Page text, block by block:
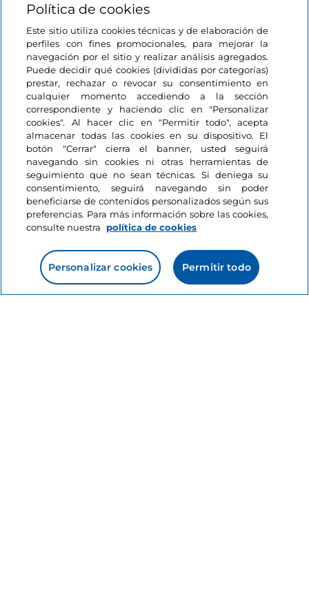
Sciacca
Sicilia, Sciacca
Le puede interesar
Deporte
Los campos de golf
más escenográficos
Política de cookies
Este sitio utiliza cookies técnicas y de elaboración de
perfiles con fines promocionales, para mejorar la
navegación por el sitio y realizar análisis agregados.
Puede decidir qué cookies (divididas por categorías)
prestar, rechazar o revocar su consentimiento en
cualquier momento accediendo a la sección
correspondiente y haciendo clic en "Personalizar
cookies". Al hacer clic en "Permitir todo", acepta
almacenar todas las cookies en su dispositivo. El
botón "Cerrar" cierra el banner, usted seguirá
navegando sin cookies ni otras herramientas de
seguimiento que no sean técnicas. Si deniega su
consentimiento, seguirá navegando sin poder
beneficiarse de contenidos personalizados según sus
preferencias. Para más información sobre las cookies,
consulte nuestra
política de cookies
Personalizar cookies Permitir todo